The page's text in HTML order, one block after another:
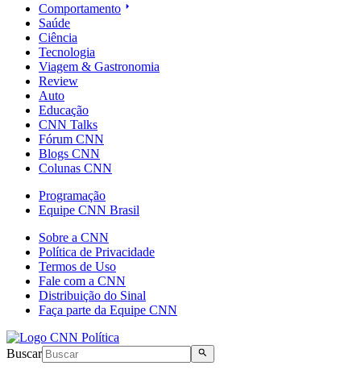
Comportamento
Saúde
Ciência
Tecnologia
Viagem & Gastronomia
Review
Auto
Educação
CNN Talks
Fórum CNN
Blogs CNN
Colunas CNN
Programação
Equipe CNN Brasil
Sobre a CNN
Política de Privacidade
Termos de Uso
Fale com a CNN
Distribuição do Sinal
Faça parte da Equipe CNN
Buscar